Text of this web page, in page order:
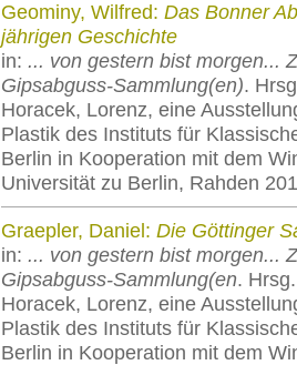
Geominy, Wilfred: Das Bonner
jährigen Geschichte
in: ... von gestern bist morgen...
Gipsabguss-Sammlung(en).
Horacek, Lorenz, eine
Plastik des Instituts für
Berlin in Kooperation mit dem
Universität zu Berlin, Rahden
Graepler, Daniel: Die Göttinger
in: ... von gestern bist morgen...
Gipsabguss-Sammlung(en.
Horacek, Lorenz, eine
Plastik des Instituts für
Berlin in Kooperation mit dem